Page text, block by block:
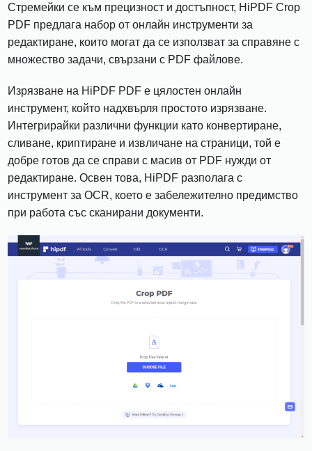
Стремейки се към прецизност и достъпност, HiPDF Crop
PDF предлага набор от онлайн инструменти за
редактиране, които могат да се използват за справяне с
множество задачи, свързани с PDF файлове.
Изрязване на HiPDF PDF е цялостен онлайн
инструмент, който надхвърля простото изрязване.
Интегрирайки различни функции като конвертиране,
сливане, криптиране и извличане на страници, той е
добре готов да се справи с масив от PDF нужди от
редактиране. Освен това, HiPDF разполага с
инструмент за OCR, което е забележително предимство
при работа със сканирани документи.